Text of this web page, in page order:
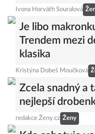
Ivona Horváth Souralová
Je libo
Trendem mezi
klasika
Kristýna Dobeš Moučková
Zcela snadný a
nejlepší
redakce Ženy.cz Ženy